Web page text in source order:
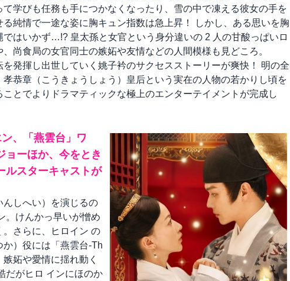
学びも任務も手につかなくなったり、雪の中で凍える彼女の手を
純情で一途な姿に胸キュン指数は急上昇！ しかし、ある思いを胸
はいかず…!? 皇太孫と女官という身分違いの 2 人の甘酸っぱいロ
尚食局の女官同士の嫉妬や友情などの人間模様も見どころ。
発揮し出世していく姚子衿のサクセスストーリーが爽快！ 明の全
恭章（こうきょうしょう）皇后という実在の人物の若かりし頃を
とでよりドラマティックな極上のエンターテイメントが完成し
、「燕雲台」ワ
ョーほか、今をとき
ルスターキャストが
しへい）を演じるの
。けんかっ早いが憎め
さらに、ヒロイン の
）役には「燕雲台-Th
妬や愛情に揺れ動く
だがヒロ インにほのか